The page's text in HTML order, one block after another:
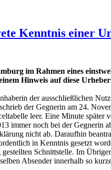
Kenntnis einer
im Rahmen eines
Hinweis auf diese
der ausschließlichen
der Gegnerin am 24.
leer. Eine Minute
immer noch bei der Gegnerin
nicht ab. Daraufhin
in Kenntnis gesetzt
Schnittstelle. Im
Absender innerhalb so